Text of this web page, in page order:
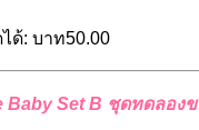
ด้: บาท50.00
Baby Set B ชุดทดลองข